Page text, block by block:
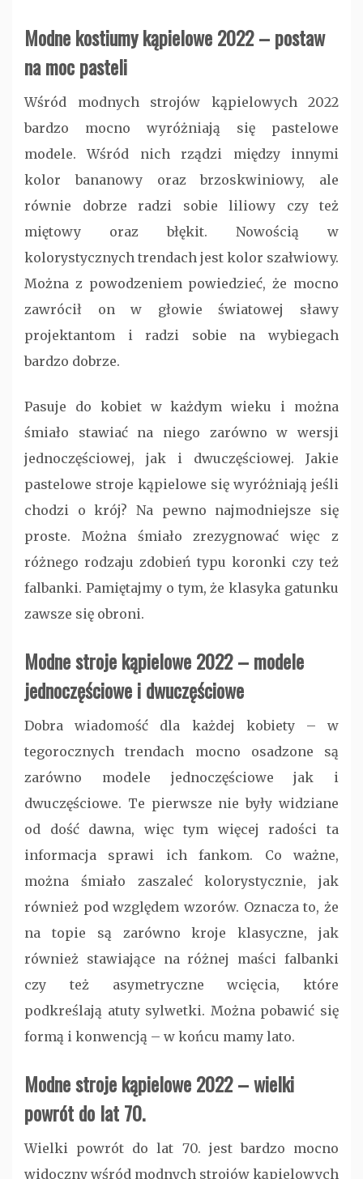
Modne kostiumy kąpielowe 2022 – postaw
na moc pasteli
Wśród modnych strojów kąpielowych 2022
bardzo mocno wyróżniają się pastelowe
modele. Wśród nich rządzi między innymi
kolor bananowy oraz brzoskwiniowy, ale
równie dobrze radzi sobie liliowy czy też
miętowy oraz błękit. Nowością w
kolorystycznych trendach jest kolor szałwiowy.
Można z powodzeniem powiedzieć, że mocno
zawrócił on w głowie światowej sławy
projektantom i radzi sobie na wybiegach
bardzo dobrze.
Pasuje do kobiet w każdym wieku i można
śmiało stawiać na niego zarówno w wersji
jednoczęściowej, jak i dwuczęściowej. Jakie
pastelowe stroje kąpielowe się wyróżniają jeśli
chodzi o krój? Na pewno najmodniejsze się
proste. Można śmiało zrezygnować więc z
różnego rodzaju zdobień typu koronki czy też
falbanki. Pamiętajmy o tym, że klasyka gatunku
zawsze się obroni.
Modne stroje kąpielowe 2022 – modele
jednoczęściowe i dwuczęściowe
Dobra wiadomość dla każdej kobiety – w
tegorocznych trendach mocno osadzone są
zarówno modele jednoczęściowe jak i
dwuczęściowe. Te pierwsze nie były widziane
od dość dawna, więc tym więcej radości ta
informacja sprawi ich fankom. Co ważne,
można śmiało zaszaleć kolorystycznie, jak
również pod względem wzorów. Oznacza to, że
na topie są zarówno kroje klasyczne, jak
również stawiające na różnej maści falbanki
czy też asymetryczne wcięcia, które
podkreślają atuty sylwetki. Można pobawić się
formą i konwencją – w końcu mamy lato.
Modne stroje kąpielowe 2022 – wielki
powrót do lat 70.
Wielki powrót do lat 70. jest bardzo mocno
widoczny wśród modnych strojów kąpielowych